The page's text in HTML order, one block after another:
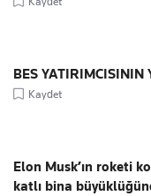
BES YATIRIMCISININ
Kaydet
Elon Musk’ın roketi
katlı bina